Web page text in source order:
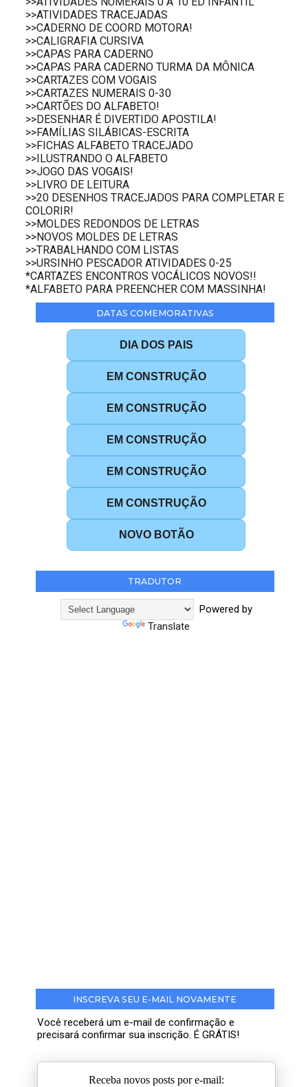
>>ATIVIDADES TRACEJADAS
>>CADERNO DE COORD MOTORA!
>>CALIGRAFIA CURSIVA
>>CAPAS PARA CADERNO
>>CAPAS PARA CADERNO TURMA DA MÔNICA
>>CARTAZES COM VOGAIS
>>CARTAZES NUMERAIS 0-30
>>CARTÕES DO ALFABETO!
>>DESENHAR É DIVERTIDO APOSTILA!
>>FAMÍLIAS SILÁBICAS-ESCRITA
>>FICHAS ALFABETO TRACEJADO
>>ILUSTRANDO O ALFABETO
>>JOGO DAS VOGAIS!
>>LIVRO DE LEITURA
>>20 DESENHOS TRACEJADOS PARA COMPLETAR E
COLORIR!
>>MOLDES REDONDOS DE LETRAS
>>NOVOS MOLDES DE LETRAS
>>TRABALHANDO COM LISTAS
>>URSINHO PESCADOR ATIVIDADES 0-25
*CARTAZES ENCONTROS VOCÁLICOS NOVOS!!
*ALFABETO PARA PREENCHER COM MASSINHA!
DATAS COMEMORATIVAS
DIA DOS PAIS
EM CONSTRUÇÃO
EM CONSTRUÇÃO
EM CONSTRUÇÃO
EM CONSTRUÇÃO
EM CONSTRUÇÃO
NOVO BOTÃO
TRADUTOR
Powered by
Translate
INSCREVA SEU E-MAIL NOVAMENTE
Você receberá um e-mail de confirmação e
precisará confirmar sua inscrição. É GRÁTIS!
Receba novos posts por e-mail: